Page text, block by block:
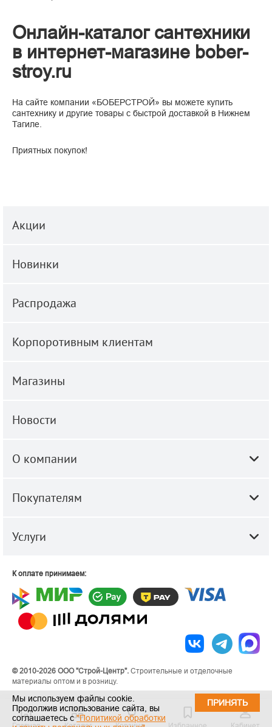
Онлайн-каталог сантехники
в интернет-магазине bober-
stroy.ru
На сайте компании «БОБЕРСТРОЙ» вы можете купить
сантехнику и другие товары с быстрой доставкой в Нижнем
Тагиле.
Приятных покупок!
Акции
Новинки
Распродажа
Корпоротивным клиентам
Магазины
Новости
О компании
Покупателям
Услуги
К оплате принимаем:
© 2010-2026 ООО "Строй-Центр". Строительные и отделочные
материалы оптом и в розницу.
Мы используем файлы cookie.
Продолжив использование сайта, вы
соглашаетесь с"Политикой обработки
ПРИНЯТЬ